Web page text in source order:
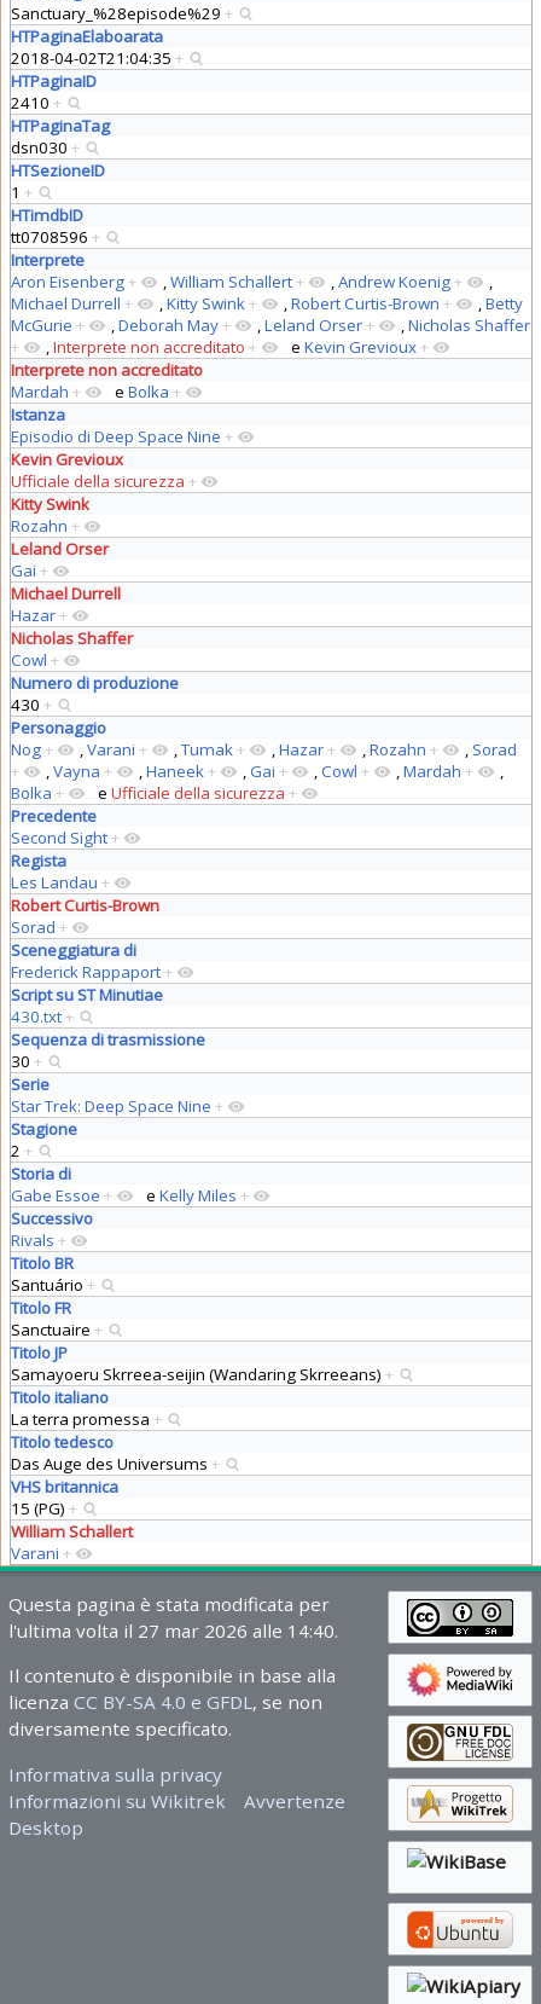
Sanctuary_%28episode%29 +
HTPaginaElaboarata
2018-04-02T21:04:35 +
HTPaginaID
2410 +
HTPaginaTag
dsn030 +
HTSezioneID
1 +
HTimdbID
tt0708596 +
Interprete
Aron Eisenberg+ ,William Schallert+ ,Andrew Koenig+
,
Michael Durrell + ,Kitty Swink+ ,Robert Curtis-Brown + ,Betty
McGurie + ,Deborah May+ ,Leland Orser+ ,Nicholas Shaffer
+
,Interprete non accreditato + e Kevin Grevioux+
Interprete non accreditato
Mardah + e Bolka +
Istanza
Episodio di Deep Space Nine +
Kevin Grevioux
Ufficiale della sicurezza +
Kitty Swink
Rozahn +
Leland Orser
Gai +
Michael Durrell
Hazar+
Nicholas Shaffer
Cowl +
Numero di produzione
430 +
Personaggio
Nog+ ,Varani + ,Tumak+ ,Hazar+ ,Rozahn + , Sorad
+
,Vayna + ,Haneek+ ,Gai + ,Cowl + ,Mardah +
,
Bolka + e Ufficiale della sicurezza +
Precedente
Second Sight+
Regista
Les Landau +
Robert Curtis-Brown
Sorad +
Sceneggiatura di
Frederick Rappaport+
Script su ST Minutiae
430.txt+
Sequenza di trasmissione
30 +
Serie
Star Trek: Deep Space Nine +
Stagione
2 +
Storia di
Gabe Essoe + e Kelly Miles +
Successivo
Rivals +
Titolo BR
Santuário +
Titolo FR
Sanctuaire +
Titolo JP
Samayoeru Skrreea-seijin (Wandaring Skrreeans) +
Titolo italiano
La terra promessa +
Titolo tedesco
Das Auge des Universums +
VHS britannica
15 (PG) +
William Schallert
Varani +
Questa pagina è stata modificata per
l'ultima volta il 27 mar 2026 alle 14:40.
Il contenuto è disponibile in base alla
licenza CC BY-SA 4.0 e GFDL, se non
diversamente specificato.
Informativa sulla privacy
Informazioni su Wikitrek
Avvertenze
Desktop